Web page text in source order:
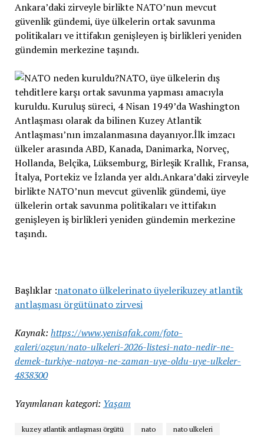
Ankara’daki zirveyle birlikte NATO’nun mevcut
güvenlik gündemi, üye ülkelerin ortak savunma
politikaları ve ittifakın genişleyen iş birlikleri yeniden
gündemin merkezine taşındı.
Başlıklar :natonato ülkelerinato üyelerikuzey atlantik
antlaşması örgütünato zirvesi
Kaynak: https://www.yenisafak.com/foto-
galeri/ozgun/nato-ulkeleri-2026-listesi-nato-nedir-ne-
demek-turkiye-natoya-ne-zaman-uye-oldu-uye-ulkeler-
4838300
Yayımlanan kategori: Yaşam
kuzey atlantik antlaşması örgütü nato
nato ulkeleri